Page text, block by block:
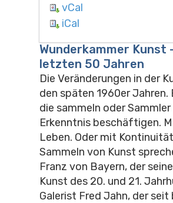
vCal
iCal
Wunderkammer Kunst
letzten 50 Jahren
Die Veränderungen in der
den späten 1960er
die sammeln oder
Erkenntnis beschäftigen.
Leben. Oder mit
Sammeln von Kunst
Franz von Bayern, der
Kunst des 20. und 21.
Galerist Fred Jahn, der